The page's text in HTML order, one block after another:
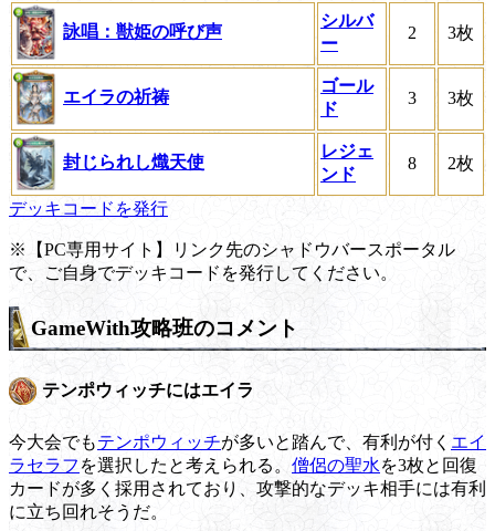
詠唱：獣姫の呼び声
シルバ
ー
2 3枚
エイラの祈祷
ゴール
ド
3 3枚
封じられし熾天使
レジェ
ンド
8 2枚
デッキコードを発行
※【PC専用サイト】リンク先のシャドウバースポータル
で、ご自身でデッキコードを発行してください。
GameWith攻略班のコメント
テンポウィッチにはエイラ
今大会でもテンポウィッチが多いと踏んで、有利が付く エイ
ラセラフ を選択したと考えられる。 僧侶の聖水を3枚と回復
カードが多く採用されており、攻撃的なデッキ相手には有利
に立ち回れそうだ。